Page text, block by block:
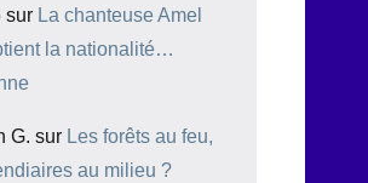
sur La chanteuse Amel
la nationalité…
G. sur Les forêts au feu,
au milieu ?